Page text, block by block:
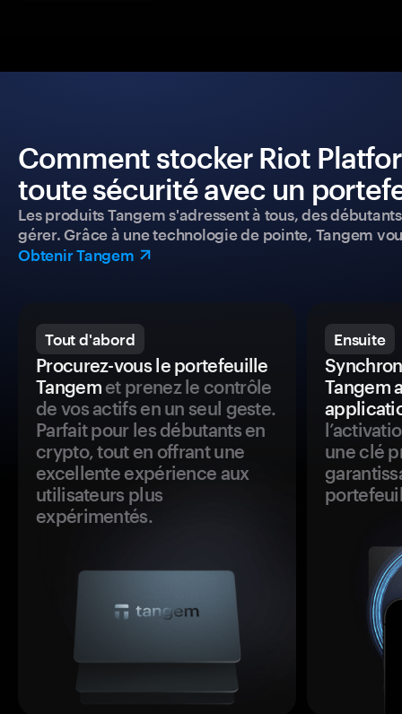
Comment stocker Riot
toute sécurité avec un
Les produits Tangem s'adressent à tous, des
gérer. Grâce à une technologie de pointe, Tangem
Obtenir Tangem
Tout d'abord
Procurez-vous le portefeuille
Tangemet prenez le contrôle
de vos actifs en un seul geste.
Parfait pour les débutants en
crypto, tout en offrant une
excellente expérience aux
utilisateurs plus
expérimentés.
Ensuite
Tangem
une clé